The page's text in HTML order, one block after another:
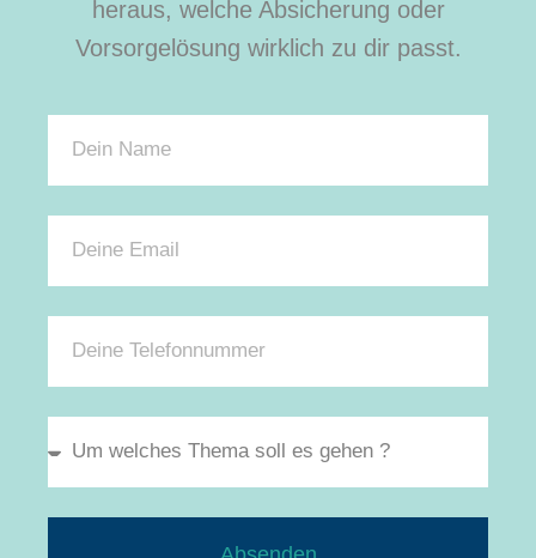
heraus, welche Absicherung oder
Vorsorgelösung wirklich zu dir passt.